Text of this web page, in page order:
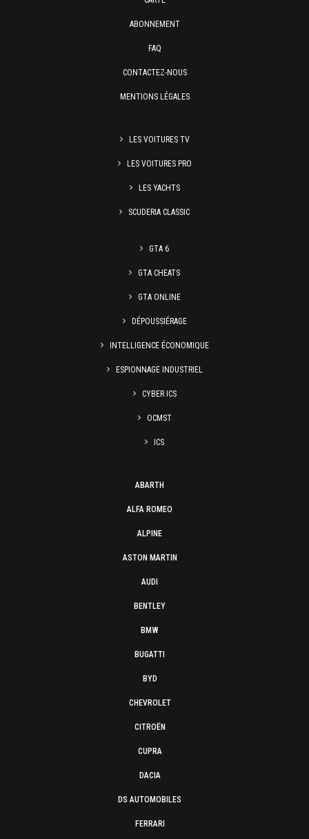
ABONNEMENT
FAQ
CONTACTEZ-NOUS
MENTIONS LÉGALES
LES VOITURES TV
LES VOITURES PRO
LES YACHTS
SCUDERIA CLASSIC
GTA 6
GTA CHEATS
GTA ONLINE
DÉPOUSSIÉRAGE
INTELLIGENCE ÉCONOMIQUE
ESPIONNAGE INDUSTRIEL
CYBER ICS
OCMST
ICS
ABARTH
ALFA ROMEO
ALPINE
ASTON MARTIN
AUDI
BENTLEY
BMW
BUGATTI
BYD
CHEVROLET
CITROËN
CUPRA
DACIA
DS AUTOMOBILES
FERRARI